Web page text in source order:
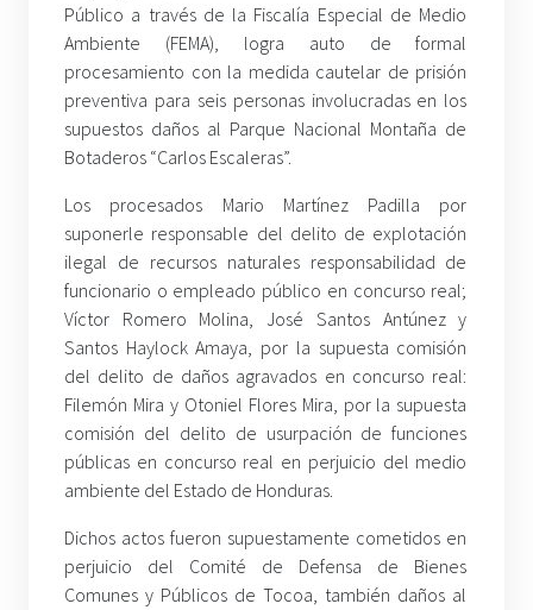
Público a través de la Fiscalía Especial de Medio
Ambiente (FEMA), logra auto de formal
procesamiento con la medida cautelar de prisión
preventiva para seis personas involucradas en los
supuestos daños al Parque Nacional Montaña de
Botaderos “Carlos Escaleras”.
Los procesados Mario Martínez Padilla por
suponerle responsable del delito de explotación
ilegal de recursos naturales responsabilidad de
funcionario o empleado público en concurso real;
Víctor Romero Molina, José Santos Antúnez y
Santos Haylock Amaya, por la supuesta comisión
del delito de daños agravados en concurso real:
Filemón Mira y Otoniel Flores Mira, por la supuesta
comisión del delito de usurpación de funciones
públicas en concurso real en perjuicio del medio
ambiente del Estado de Honduras.
Dichos actos fueron supuestamente cometidos en
perjuicio del Comité de Defensa de Bienes
Comunes y Públicos de Tocoa, también daños al